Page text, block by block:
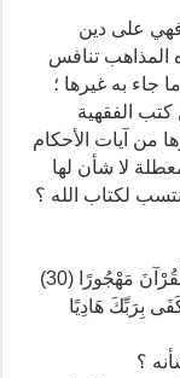
فهي على دين
المذاهب تنافس
جاء به غيرها ؛
كتب الفقهية
من آيات الأحكام
لا شأن لها
لكتاب الله ؟
{ وَقَالَ الرَّسُولُ يَا رَبِّ إِنَّ قَوْمِي اتَّخَذُوا هَذَا الْقُرْآنَ مَهْجُورًا (30)
بِرَبِّكَ هَادِيًا
؟